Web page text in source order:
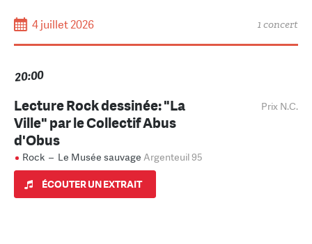
4 juillet 2026 1 concert
20:00
Prix N.C.
Lecture Rock dessinée: "La
Ville" par le Collectif Abus
d'Obus
Rock – Le Musée sauvage Argenteuil 95
ÉCOUTER UN EXTRAIT